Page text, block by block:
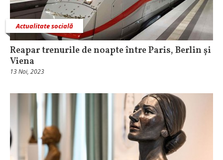
Actualitate socială
Reapar trenurile de noapte între Paris, Berlin și
Viena
13 Noi, 2023